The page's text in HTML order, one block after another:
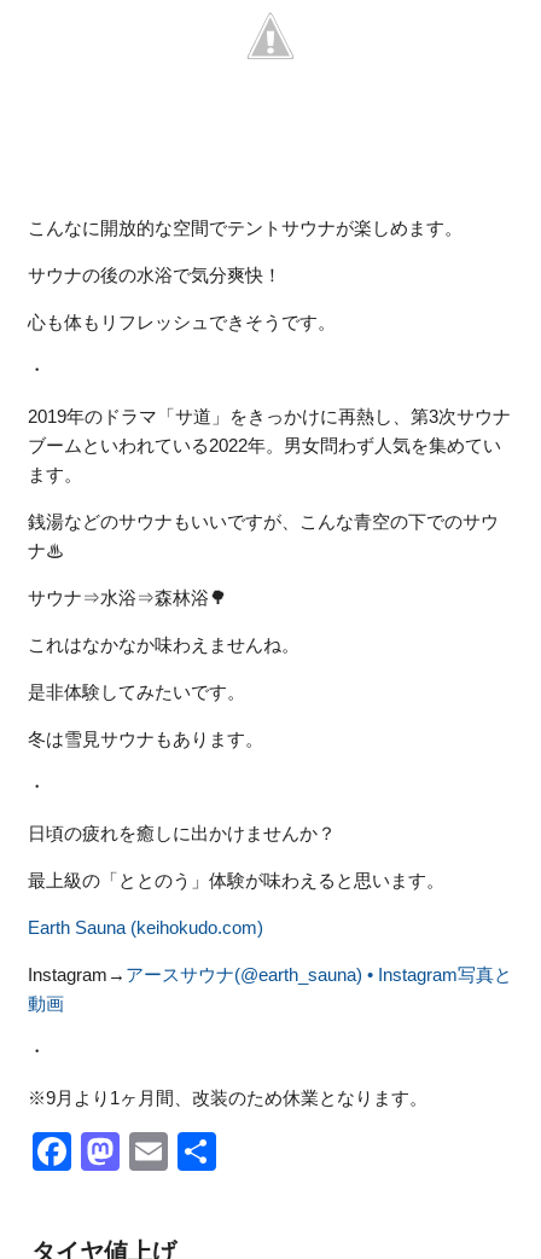
こんなに開放的な空間でテントサウナが楽しめます。
サウナの後の水浴で気分爽快！
心も体もリフレッシュできそうです。
・
2019年のドラマ「サ道」をきっかけに再熱し、第3次サウナ
ブームといわれている2022年。男女問わず人気を集めてい
ます。
銭湯などのサウナもいいですが、こんな青空の下でのサウ
ナ♨
サウナ⇒水浴⇒森林浴🌳
これはなかなか味わえませんね。
是非体験してみたいです。
冬は雪見サウナもあります。
・
日頃の疲れを癒しに出かけませんか？
最上級の「ととのう」体験が味わえると思います。
Earth Sauna (keihokudo.com)
Instagram→ アースサウナ(@earth_sauna) • Instagram写真と
動画
・
※9月より1ヶ月間、改装のため休業となります。
Facebook
Mastodon
Email
タイヤ値上げ